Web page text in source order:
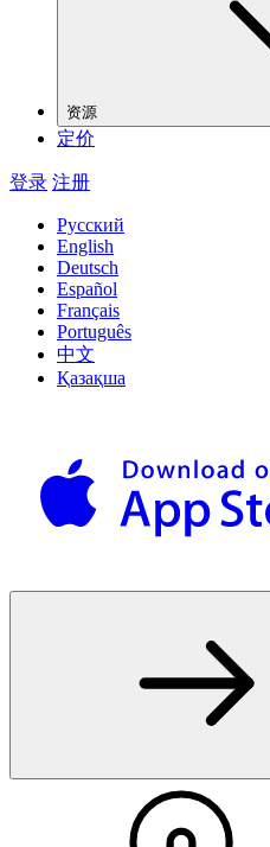
资源
定价
登录 注册
Русский
English
Deutsch
Español
Français
Português
中文
Қазақша